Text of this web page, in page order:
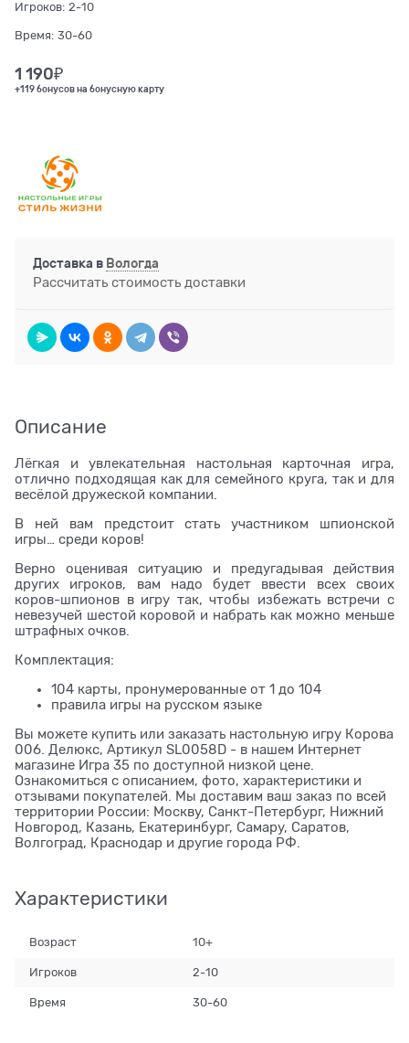
Игроков: 2-10
Время: 30-60
1 190₽
+119 бонусов на бонусную карту
Доставка в Вологда
Рассчитать стоимость доставки
Описание
Лёгкая и увлекательная настольная карточная игра,
отлично подходящая как для семейного круга, так и для
весёлой дружеской компании.
В ней вам предстоит стать участником шпионской
игры… среди коров!
Верно оценивая ситуацию и предугадывая действия
других игроков, вам надо будет ввести всех своих
коров-шпионов в игру так, чтобы избежать встречи с
невезучей шестой коровой и набрать как можно меньше
штрафных очков.
Комплектация:
104 карты, пронумерованные от 1 до 104
правила игры на русском языке
Вы можете купить или заказать настольную игру Корова
006. Делюкс, Артикул SL0058D - в нашем Интернет
магазине Игра 35 по доступной низкой цене.
Ознакомиться с описанием, фото, характеристики и
отзывами покупателей. Мы доставим ваш заказ по всей
территории России: Москву, Санкт-Петербург, Нижний
Новгород, Казань, Екатеринбург, Самару, Саратов,
Волгоград, Краснодар и другие города РФ.
Характеристики
Возраст 10+
Игроков 2-10
Время 30-60